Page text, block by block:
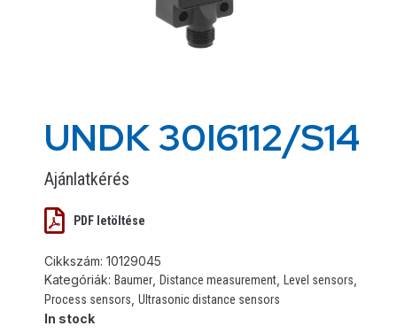
UNDK 30I6112/S14
Ajánlatkérés
PDF letöltése
Cikkszám: 10129045
Kategóriák: Baumer Distance measurement Level sensors
Process sensors Ultrasonic distance sensors
In stock